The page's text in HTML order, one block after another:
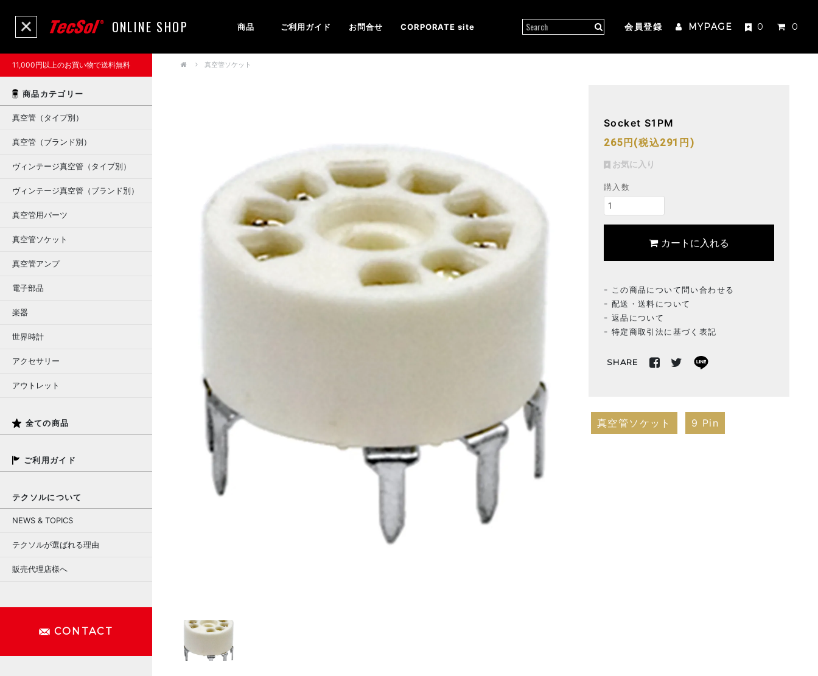
ONLINE SHOP 商品 ご利用ガイド お問合せ CORPORATE site 会員登録 MYPAGE 0 0
11,000円以上のお買い物で送料無料
商品カテゴリー
真空管（タイプ別）
真空管（ブランド別）
ヴィンテージ真空管（タイプ別）
ヴィンテージ真空管（ブランド別）
真空管用パーツ
真空管ソケット
真空管アンプ
電子部品
楽器
世界時計
アクセサリー
アウトレット
全ての商品
ご利用ガイド
テクソルについて
NEWS & TOPICS
テクソルが選ばれる理由
販売代理店様へ
CONTACT
真空管ソケット
Socket S1PM
265円(税込291円)
お気に入り
購入数
カートに入れる
この商品について問い合わせる
配送・送料について
返品について
特定商取引法に基づく表記
SHARE
真空管ソケット 9 Pin